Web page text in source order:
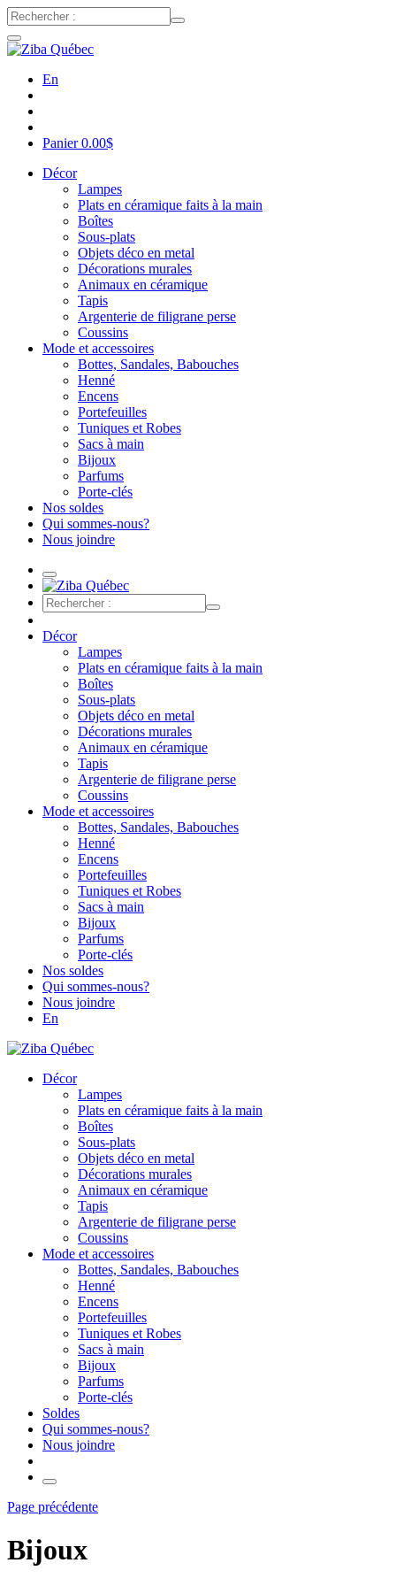
En
Panier0.00$
Décor
Lampes
Plats en céramique faits à la main
Boîtes
Sous-plats
Objets déco en metal
Décorations murales
Animaux en céramique
Tapis
Argenterie de filigrane perse
Coussins
Mode et accessoires
Bottes, Sandales, Babouches
Henné
Encens
Portefeuilles
Tuniques et Robes
Sacs à main
Bijoux
Parfums
Porte-clés
Nos soldes
Qui sommes-nous?
Nous joindre
Décor
Lampes
Plats en céramique faits à la main
Boîtes
Sous-plats
Objets déco en metal
Décorations murales
Animaux en céramique
Tapis
Argenterie de filigrane perse
Coussins
Mode et accessoires
Bottes, Sandales, Babouches
Henné
Encens
Portefeuilles
Tuniques et Robes
Sacs à main
Bijoux
Parfums
Porte-clés
Nos soldes
Qui sommes-nous?
Nous joindre
En
Décor
Lampes
Plats en céramique faits à la main
Boîtes
Sous-plats
Objets déco en metal
Décorations murales
Animaux en céramique
Tapis
Argenterie de filigrane perse
Coussins
Mode et accessoires
Bottes, Sandales, Babouches
Henné
Encens
Portefeuilles
Tuniques et Robes
Sacs à main
Bijoux
Parfums
Porte-clés
Soldes
Qui sommes-nous?
Nous joindre
Page précédente
Bijoux